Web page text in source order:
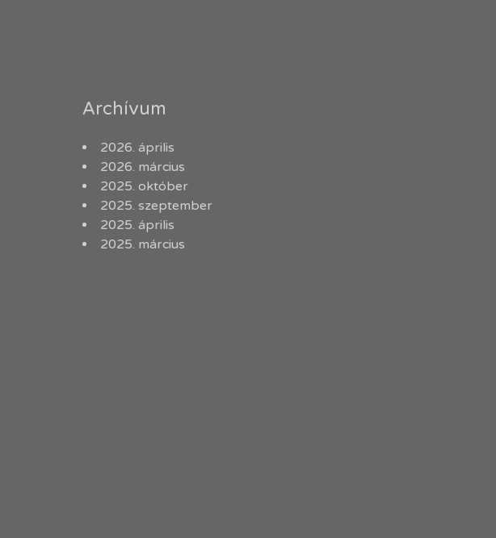
Archívum
2026. április
2026. március
2025. október
2025. szeptember
2025. április
2025. március